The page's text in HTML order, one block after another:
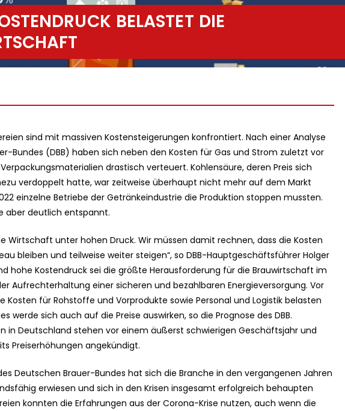
BELASTET DIE
sind mit massiven Kostensteigerungen konfrontiert. Nach einer Analyse
Bundes (DBB) haben sich neben den Kosten für Gas und Strom zuletzt vor
drastisch verteuert. Kohlensäure, deren Preis sich
verdoppelt hatte, war zeitweise überhaupt nicht mehr auf dem Markt
einzelne Betriebe der Getränkeindustrie die Produktion stoppen mussten.
aber deutlich entspannt.
Wirtschaft unter hohen Druck. Wir müssen damit rechnen, dass die Kosten
bleiben und teilweise weiter steigen“, so DBB-Hauptgeschäftsführer Holger
hohe Kostendruck sei die größte Herausforderung für die Brauwirtschaft im
Aufrechterhaltung einer sicheren und bezahlbaren Energieversorgung. Vor
Kosten für Rohstoffe und Vorprodukte sowie Personal und Logistik belasten
werde sich auch auf die Preise auswirken, so die Prognose des DBB.
in Deutschland stehen vor einem äußerst schwierigen Geschäftsjahr und
Preiserhöhungen angekündigt.
Deutschen Brauer-Bundes hat sich die Branche in den vergangenen Jahren
erwiesen und sich in den Krisen insgesamt erfolgreich behaupten
konnten die Erfahrungen aus der Corona-Krise nutzen, auch wenn die